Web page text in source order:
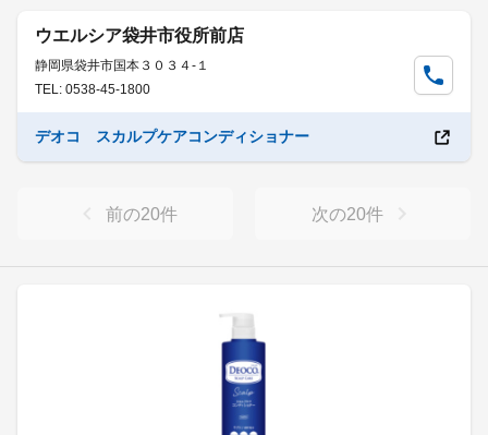
ウエルシア袋井市役所前店
静岡県袋井市国本３０３４-１
TEL: 0538-45-1800
デオコ スカルプケアコンディショナー
前の20件 次の20件